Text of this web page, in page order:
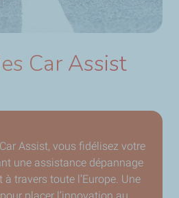
Car Assist
Assist, vous fidélisez votre
une assistance dépannage
travers toute l’Europe. Une
placer l’innovation au